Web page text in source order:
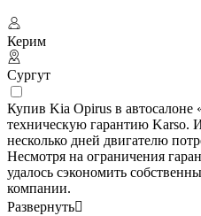
Керим
Сургут
Купив Kia Opirus в
техническую гарантию Karso.
несколько дней двигателю
Несмотря на ограничения
удалось сэкономить
компании.
Развернуть